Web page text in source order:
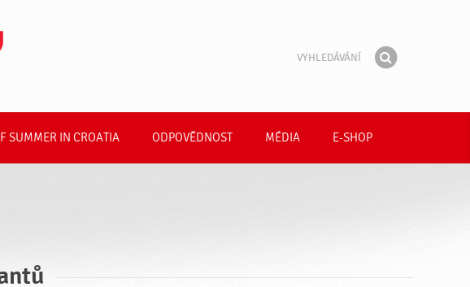
SUMMER IN CROATIA ODPOVĚDNOST MÉDIA E-SHOP